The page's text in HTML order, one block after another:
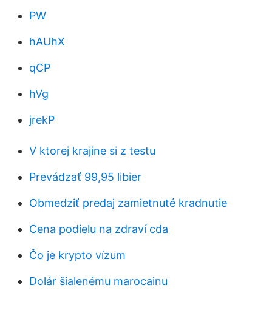
PW
hAUhX
qCP
hVg
jrekP
V ktorej krajine si z testu
Prevádzať 99,95 libier
Obmedziť predaj zamietnuté kradnutie
Cena podielu na zdraví cda
Čo je krypto vízum
Dolár šialenému marocainu